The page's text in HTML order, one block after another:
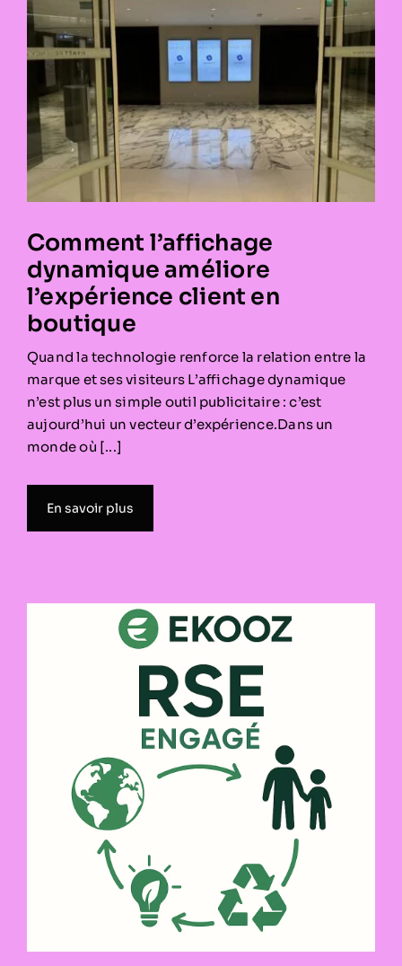
Comment l’affichage
dynamique améliore
l’expérience client en
boutique
Quand la technologie renforce la relation entre la
marque et ses visiteurs L’affichage dynamique
n’est plus un simple outil publicitaire : c’est
aujourd’hui un vecteur d’expérience.Dans un
monde où [...]
En savoir plus